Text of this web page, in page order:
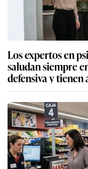
Los expertos en
saludan siempre
defensiva y